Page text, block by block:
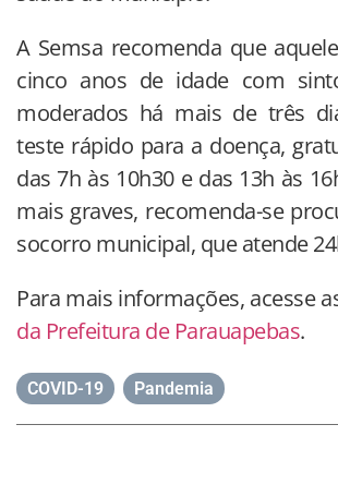
A Semsa recomenda que
cinco anos de idade com
moderados há mais de três
teste rápido para a doença,
das 7h às 10h30 e das 13h às
mais graves, recomenda-se
socorro municipal, que atende
Para mais informações, acesse
da Prefeitura de Parauapebas.
COVID-19 Pandemia